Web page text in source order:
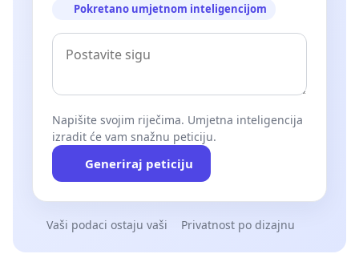
Pokretano umjetnom inteligencijom
Napišite svojim riječima. Umjetna inteligencija
izradit će vam snažnu peticiju.
Generiraj peticiju
Vaši podaci ostaju vaši Privatnost po dizajnu